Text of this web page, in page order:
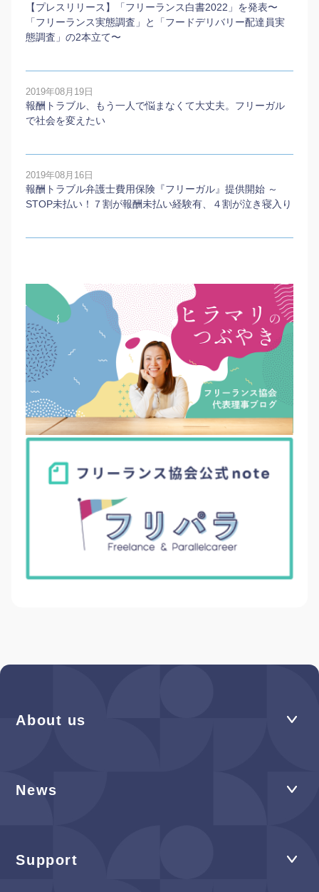
【プレスリリース】「フリーランス白書2022」を発表〜
「フリーランス実態調査」と「フードデリバリー配達員実
態調査」の2本⽴て〜
2019年08月19日
報酬トラブル、もう一人で悩まなくて大丈夫。フリーガル
で社会を変えたい
2019年08月16日
報酬トラブル弁護士費用保険『フリーガル』提供開始 ～
STOP未払い！７割が報酬未払い経験有、４割が泣き寝入り
About us
News
Support